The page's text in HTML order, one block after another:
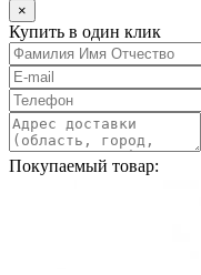
×
Купить в один клик
Покупаемый товар: